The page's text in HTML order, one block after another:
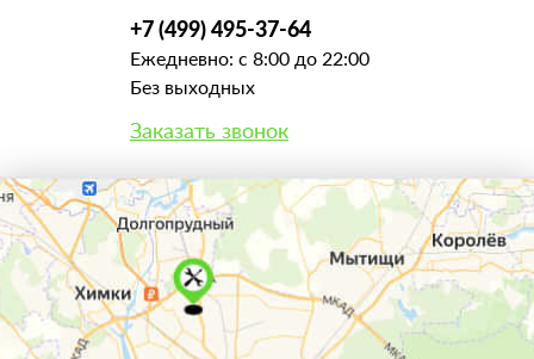
+7 (499) 495-37-64
Ежедневно: с 8:00 до 22:00
Без выходных
Заказать звонок